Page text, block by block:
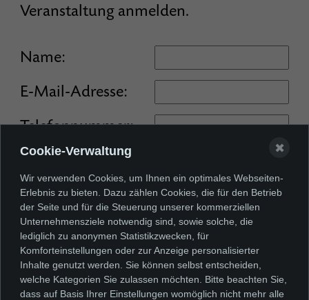
Veranstaltung anmelden.
Name:
E-Mail-Adresse:
Telefonnummer:
Anzahl an Personen (max. 3):
Ich akzeptiere die
Datenschutzerklärung
Cookie-Verwaltung
Wir verwenden Cookies, um Ihnen ein optimales Webseiten-
Erlebnis zu bieten. Dazu zählen Cookies, die für den Betrieb
der Seite und für die Steuerung unserer kommerziellen
Unternehmensziele notwendig sind, sowie solche, die
lediglich zu anonymen Statistikzwecken, für
Komforteinstellungen oder zur Anzeige personalisierter
Inhalte genutzt werden. Sie können selbst entscheiden,
welche Kategorien Sie zulassen möchten. Bitte beachten Sie,
dass auf Basis Ihrer Einstellungen womöglich nicht mehr alle
✖